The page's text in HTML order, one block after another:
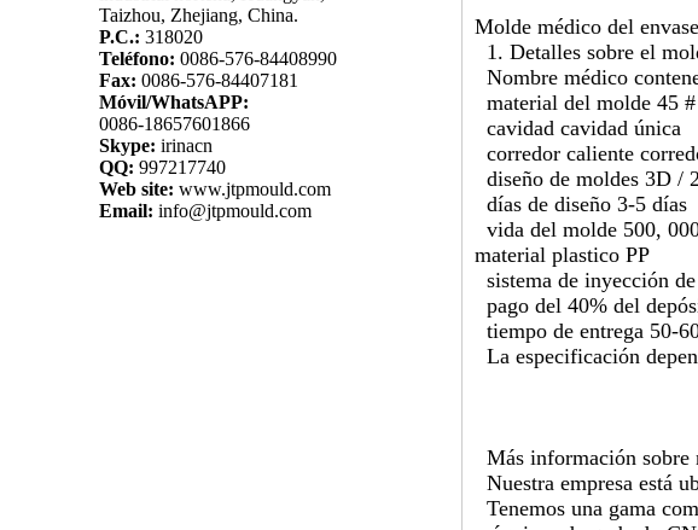
Taizhou, Zhejiang, China.
P.C.: 318020
Teléfono: 0086-576-84408990
Fax: 0086-576-84407181
Móvil/WhatsAPP:
0086-18657601866
Skype: irinacn
QQ: 997217740
Web site: www.jtpmould.com
Email: info@jtpmould.com
Molde médico del envase
1. Detalles sobre el
Nombre médico
material del molde 45
cavidad cavidad única
corredor caliente
diseño de moldes 3D /
días de diseño 3-5 días
vida del molde 500,
material plastico PP
sistema de inyección
pago del 40% del
tiempo de entrega 50-
La especificación
Más información sobre
Nuestra empresa está
Tenemos una gama